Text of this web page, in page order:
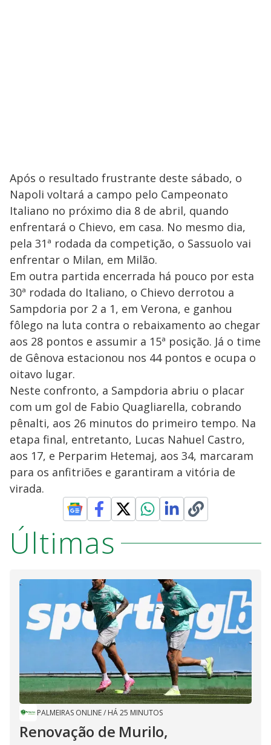
Após o resultado frustrante deste sábado, o
Napoli voltará a campo pelo Campeonato
Italiano no próximo dia 8 de abril, quando
enfrentará o Chievo, em casa. No mesmo dia,
pela 31ª rodada da competição, o Sassuolo vai
enfrentar o Milan, em Milão.
Em outra partida encerrada há pouco por esta
30ª rodada do Italiano, o Chievo derrotou a
Sampdoria por 2 a 1, em Verona, e ganhou
fôlego na luta contra o rebaixamento ao chegar
aos 28 pontos e assumir a 15ª posição. Já o time
de Gênova estacionou nos 44 pontos e ocupa o
oitavo lugar.
Neste confronto, a Sampdoria abriu o placar
com um gol de Fabio Quagliarella, cobrando
pênalti, aos 26 minutos do primeiro tempo. Na
etapa final, entretanto, Lucas Nahuel Castro,
aos 17, e Perparim Hetemaj, aos 34, marcaram
para os anfitriões e garantiram a vitória de
virada.
Últimas
PALMEIRAS ONLINE/ HÁ 25 MINUTOS
Renovação de Murilo,